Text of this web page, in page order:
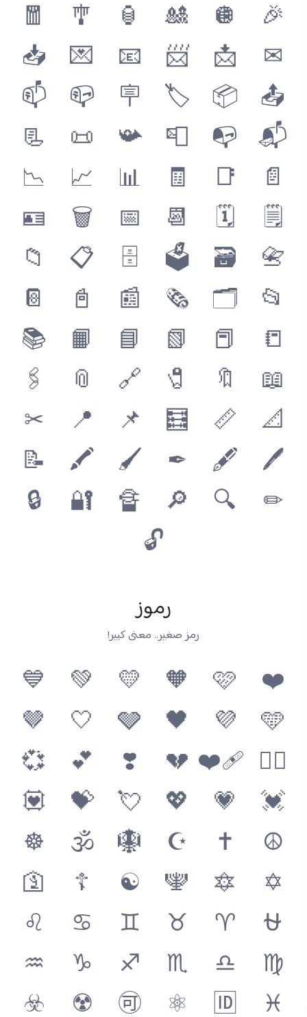
🎉
🪩
🎎
🏮
🎐
🧧
✉
📩
📨
📧
💌
📥
📤
📦
🏷
🪧
📪
📫
📬
📭
📮
📯
📜
📃
📄
📑
🧾
📊
📈
📉
🗒
🗓
📆
📅
🗑
🪪
📇
🗃
🗳
🗄
📋
📁
📂
🗂
🗞
📰
📓
📔
📒
📕
📗
📘
📙
📚
📖
🔖
🧷
🔗
📎
🖇
📐
📏
🧮
📌
📍
✂
🖊
🖋
✒
🖌
🖍
📝
✏
🔍
🔎
🔏
🔐
🔒
🔓
رموز
رمز صغير.. معنى كبير!
❤️
🩷
🧡
💛
💚
💙
🩵
💜
🖤
🩶
🤍
🤎
❤️‍🔥
❤️‍🩹
💔
❣️
💕
💞
💓
💗
💖
💘
💝
💟
☮️
✝️
☪️
🪯
🕉
☸️
✡️
🔯
🕎
☯️
☦️
🛐
⛎
♈
♉
♊
♋
♌
♍
♎
♏
♐
♑
♒
♓
🆔
⚛️
🉑
☢️
☣️